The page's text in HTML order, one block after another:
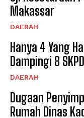
Makassar
DAERAH
Hanya 4 Yang
Dampingi 8
DAERAH
Dugaan
Rumah Dinas